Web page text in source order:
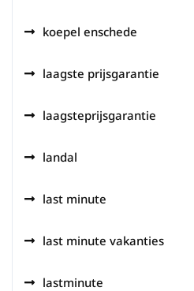
koepel enschede
laagste prijsgarantie
laagsteprijsgarantie
landal
last minute
last minute vakanties
lastminute